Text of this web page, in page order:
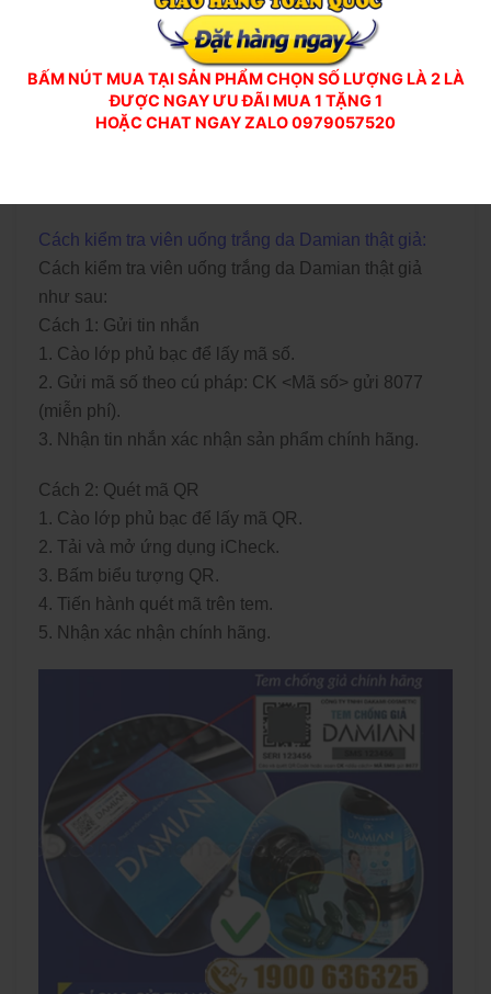
Tùy thuộc vào tình trạng da của bạn mà sử dụng liệu
trình với thời gian phù hợp.
Có thể tiếp tục sử dụng sản phẩm trong thời gian dài
hơn nếu cần thiết.
Cách kiểm tra viên uống trắng da Damian thật giả:
Cách kiểm tra viên uống trắng da Damian thật giả
như sau:
Cách 1: Gửi tin nhắn
1. Cào lớp phủ bạc để lấy mã số.
2. Gửi mã số theo cú pháp: CK <Mã số> gửi 8077
(miễn phí).
3. Nhận tin nhắn xác nhận sản phẩm chính hãng.
Cách 2: Quét mã QR
1. Cào lớp phủ bạc để lấy mã QR.
2. Tải và mở ứng dụng iCheck.
3. Bấm biểu tượng QR.
4. Tiến hành quét mã trên tem.
5. Nhận xác nhận chính hãng.
BẤM NÚT MUA TẠI SẢN PHẨM CHỌN SỐ LƯỢNG LÀ 2 LÀ
ĐƯỢC NGAY ƯU ĐÃI MUA 1 TẶNG 1
HOẶC CHAT NGAY ZALO 0979057520